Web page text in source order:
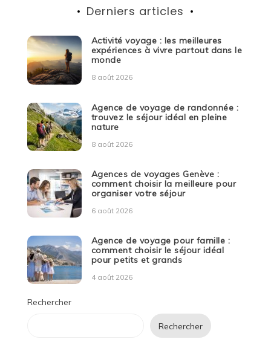
Derniers articles
Activité voyage : les meilleures
expériences à vivre partout dans le
monde
8 août 2026
Agence de voyage de randonnée :
trouvez le séjour idéal en pleine
nature
8 août 2026
Agences de voyages Genève :
comment choisir la meilleure pour
organiser votre séjour
6 août 2026
Agence de voyage pour famille :
comment choisir le séjour idéal
pour petits et grands
4 août 2026
Rechercher
Rechercher